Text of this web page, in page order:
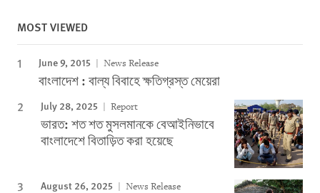
MOST VIEWED
June 9, 2015 News Release
বাংলাদেশ : বাল্য বিবাহে ক্ষতিগ্রস্ত মেয়েরা
July 28, 2025 Report
ভারত: শত শত মুসলমানকে বেআইনিভাবে
বাংলাদেশে বিতাড়িত করা হয়েছে
August 26, 2025 News Release